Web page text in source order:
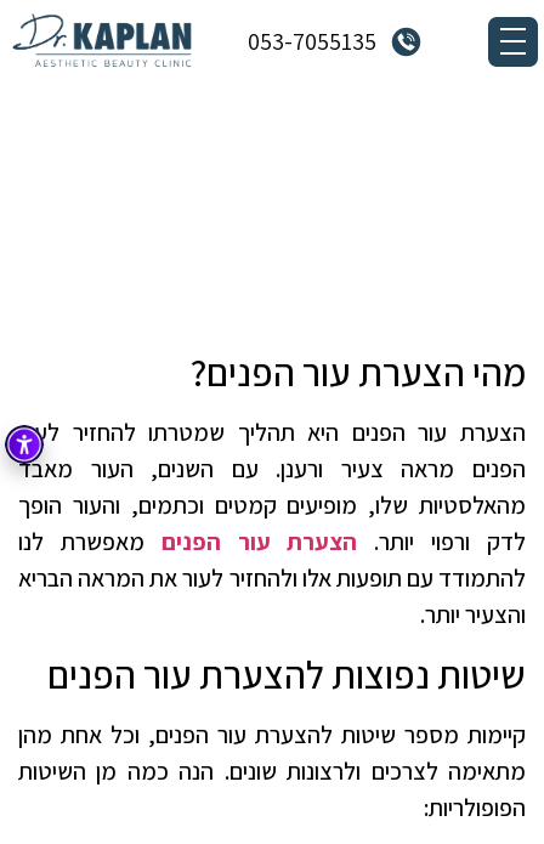
053-7055135
מהי הצערת עור הפנים?
הצערת עור הפנים היא תהליך שמטרתו להחזיר לעור
הפנים מראה צעיר ורענן. עם השנים, העור מאבד
מהאלסטיות שלו, מופיעים קמטים וכתמים, והעור הופך
לדק ורפוי יותר. הצערת עור הפנים מאפשרת לנו
להתמודד עם תופעות אלו ולהחזיר לעור את המראה הבריא
והצעיר יותר.
שיטות נפוצות להצערת עור הפנים
קיימות מספר שיטות להצערת עור הפנים, וכל אחת מהן
מתאימה לצרכים ולרצונות שונים. הנה כמה מן השיטות
הפופולריות: